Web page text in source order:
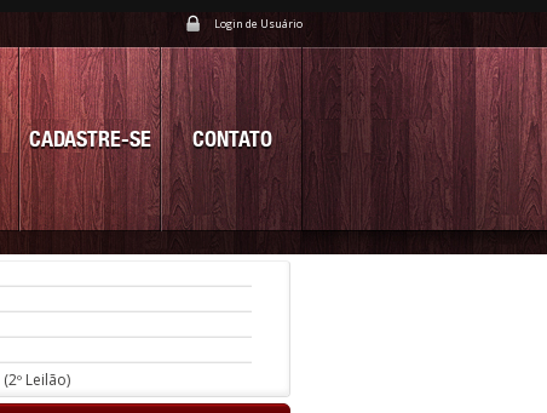
Login de Usuário
CONTATO
CADASTRE-SE
(2º Leilão)